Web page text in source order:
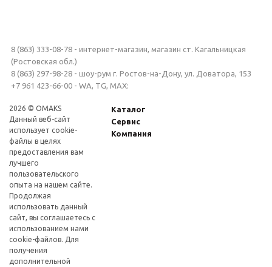
8 (863) 333-08-78 - интернет-магазин, магазин ст. Кагальницкая
(Ростовская обл.)
8 (863) 297-98-28 - шоу-рум г. Ростов-на-Дону, ул. Доватора, 153
+7 961 423-66-00 - WA, TG, MAX:
2026 © OMAKS
Данный веб-сайт
использует cookie-
файлы в целях
предоставления вам
лучшего
пользовательского
опыта на нашем сайте.
Продолжая
использовать данный
сайт, вы соглашаетесь с
использованием нами
cookie-файлов. Для
получения
дополнительной
Каталог
Сервис
Компания